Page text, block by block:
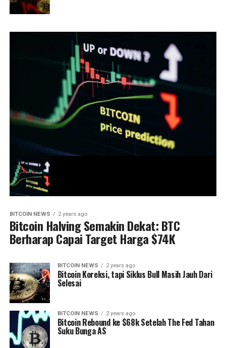
BITCOIN NEWS 2 years ago
Bitcoin Halving Semakin Dekat: BTC
Berharap Capai Target Harga $74K
BITCOIN NEWS 2 years ago
Bitcoin Koreksi, tapi Siklus Bull Masih Jauh Dari
Selesai
BITCOIN NEWS 2 years ago
Bitcoin Rebound ke $68k Setelah The Fed Tahan
Suku Bunga AS